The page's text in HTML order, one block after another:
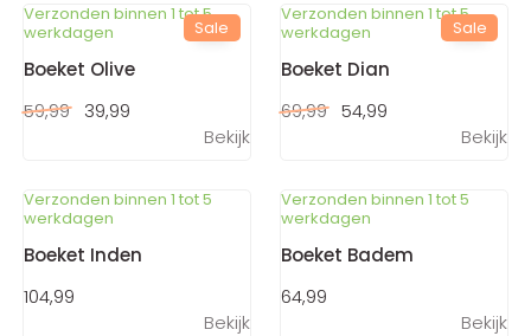
Sale
Verzonden binnen 1 tot 5
werkdagen
Boeket Olive
59,99
39,99
Bekijk
Sale
Verzonden binnen 1 tot 5
werkdagen
Boeket Dian
69,99 54,99
Bekijk
Verzonden binnen 1 tot 5
werkdagen
Boeket Inden
104,99
Bekijk
Verzonden binnen 1 tot 5
werkdagen
Boeket Badem
64,99
Bekijk